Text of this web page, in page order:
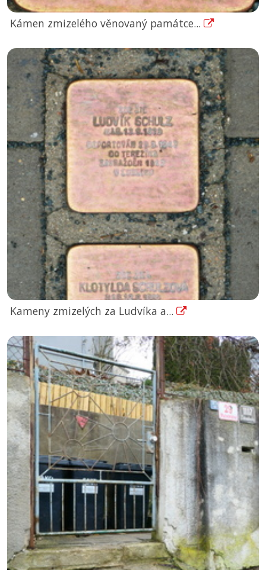
Kámen zmizelého věnovaný památce...
Kameny zmizelých za Ludvíka a...